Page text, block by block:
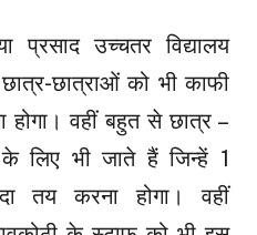
प्रसाद उच्चतर विद्यालय
छात्राओं को भी काफी
होगा। वहीं बहुत से छात्र –
के लिए भी जाते हैं जिन्हें 1
तय करना होगा। वहीं